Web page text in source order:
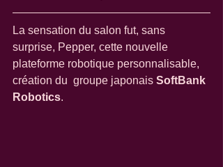
La sensation du salon fut, sans
surprise, Pepper, cette nouvelle
plateforme robotique personnalisable,
création du  groupe japonais SoftBank
Robotics.